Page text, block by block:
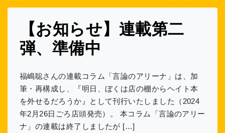
【お知らせ】連載第二
弾、準備中
福嶋聡さんの連載コラム「言論のアリーナ」は、加
筆・再構成し、『明日、ぼくは店の棚からヘイト本
を外せるだろうか』として刊行いたしました（2024
年2月26日ごろ店頭発売）。 本コラム「言論のアリー
ナ」の連載は終了しましたが […]